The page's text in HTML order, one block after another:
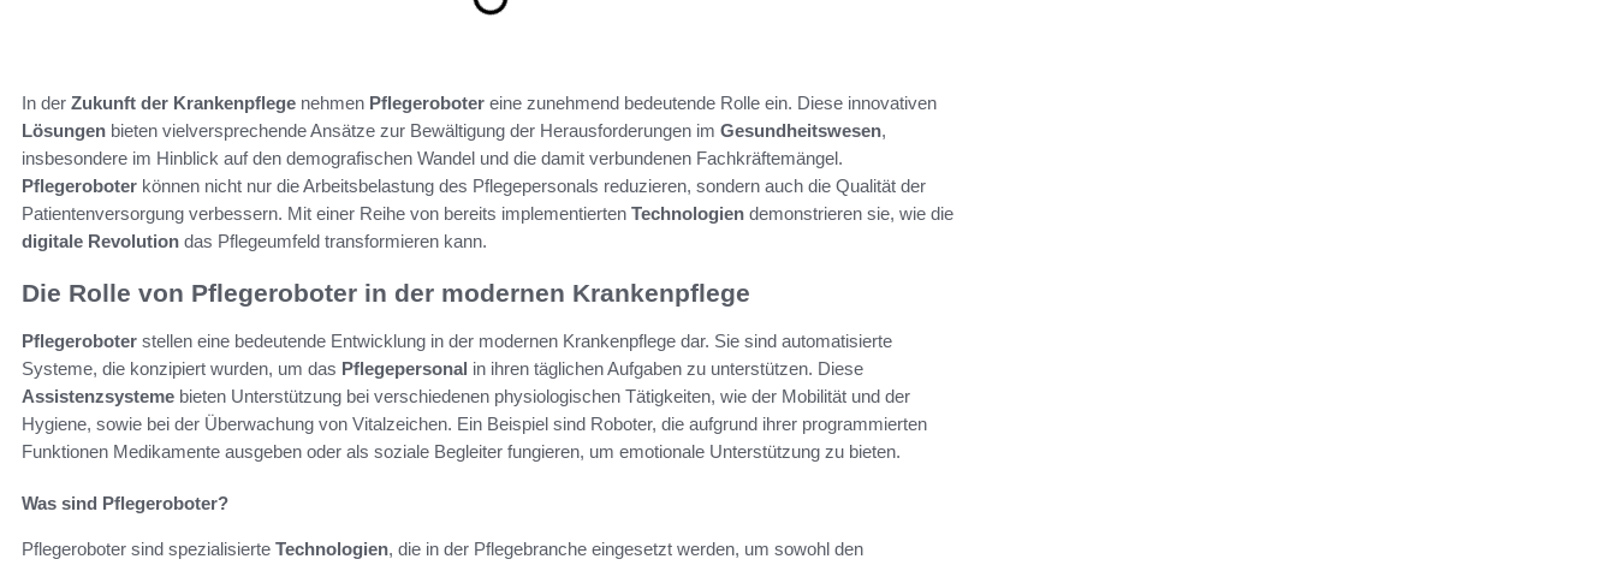
In der Zukunft der Krankenpflege nehmen Pflegeroboter eine zunehmend bedeutende Rolle ein. Diese innovativen
Lösungen bieten vielversprechende Ansätze zur Bewältigung der Herausforderungen im Gesundheitswesen,
insbesondere im Hinblick auf den demografischen Wandel und die damit verbundenen Fachkräftemängel.
Pflegeroboter können nicht nur die Arbeitsbelastung des Pflegepersonals reduzieren, sondern auch die Qualität der
Patientenversorgung verbessern. Mit einer Reihe von bereits implementierten Technologien demonstrieren sie, wie die
digitale Revolution das Pflegeumfeld transformieren kann.
Die Rolle von Pflegeroboter in der modernen Krankenpflege
Pflegeroboter stellen eine bedeutende Entwicklung in der modernen Krankenpflege dar. Sie sind automatisierte
Systeme, die konzipiert wurden, um das Pflegepersonal in ihren täglichen Aufgaben zu unterstützen. Diese
Assistenzsysteme bieten Unterstützung bei verschiedenen physiologischen Tätigkeiten, wie der Mobilität und der
Hygiene, sowie bei der Überwachung von Vitalzeichen. Ein Beispiel sind Roboter, die aufgrund ihrer programmierten
Funktionen Medikamente ausgeben oder als soziale Begleiter fungieren, um emotionale Unterstützung zu bieten.
Was sind Pflegeroboter?
Pflegeroboter sind spezialisierte Technologien, die in der Pflegebranche eingesetzt werden, um sowohl den